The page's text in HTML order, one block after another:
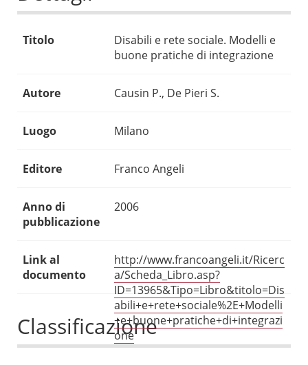
Titolo
Disabili e rete sociale. Modelli e
buone pratiche di integrazione
Autore Causin P., De Pieri S.
Luogo Milano
Editore Franco Angeli
Anno di
pubblicazione
2006
Link al
documento
http://www.francoangeli.it/Ricerc
a/Scheda_Libro.asp?
ID=13965&Tipo=Libro&titolo=Dis
abili+e+rete+sociale%2E+Modelli
+e+buone+pratiche+di+integrazi
one
Classificazione